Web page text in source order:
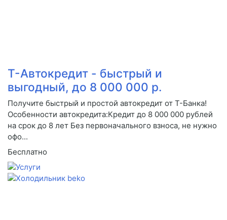
Т-Автокредит - быстрый и
выгодный, до 8 000 000 р.
Получите быстрый и простой автокредит от Т-Банка!
Особенности автокредита:Кредит до 8 000 000 рублей
на срок до 8 лет Без первоначального взноса, не нужно
офо...
Бесплатно